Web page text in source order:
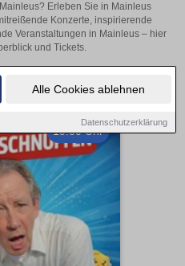
Alle Cookies ablehnen
Datenschutzerklärung
Erleben Sie in Mainleus
Konzerte, inspirierende
Veranstaltungen in Mainleus – hier
und Tickets.
19:00 Uhr